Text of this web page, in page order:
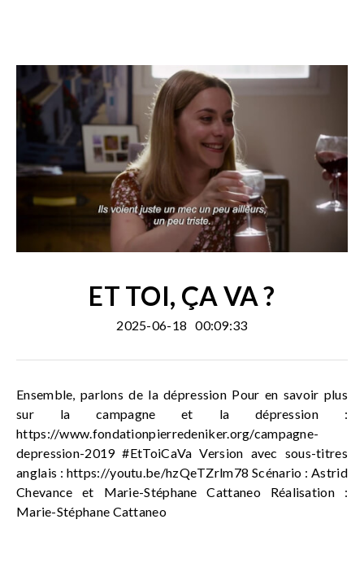
ET TOI, ÇA VA ?
2025-06-18 00:09:33
Ensemble, parlons de la dépression Pour en savoir plus
sur la campagne et la dépression :
https://www.fondationpierredeniker.org/campagne-
depression-2019 #EtToiCaVa Version avec sous-titres
anglais : https://youtu.be/hzQeTZrlm78 Scénario : Astrid
Chevance et Marie-Stéphane Cattaneo Réalisation :
Marie-Stéphane Cattaneo